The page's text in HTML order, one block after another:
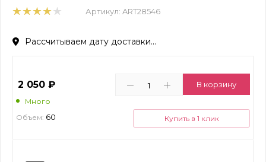
Артикул: ART28546
Рассчитываем дату доставки...
2 050 ₽
Много
Объем: 60
В корзину
Купить в 1 клик